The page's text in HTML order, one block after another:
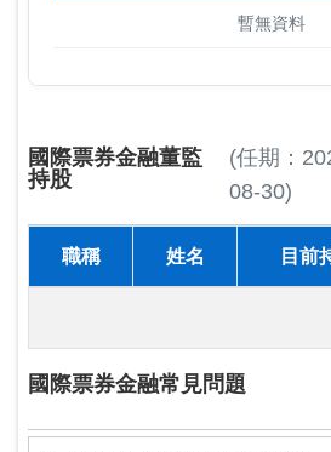
暫無資料
國際票券金融董監
持股
(任期：
08-30)
職稱 姓名 目前
國際票券金融常見問題